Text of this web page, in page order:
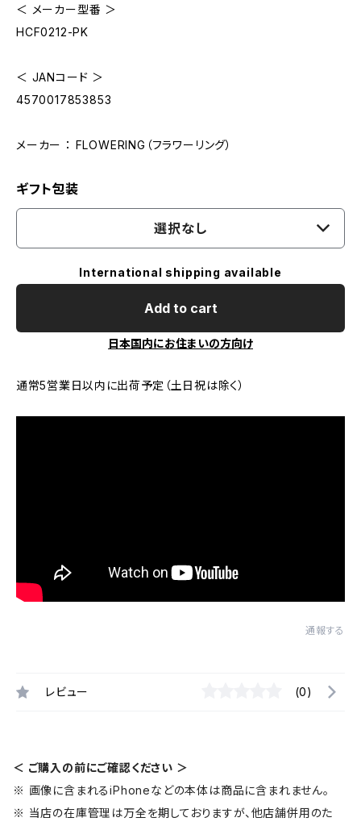
＜ メーカー型番 ＞
HCF0212-PK
＜ JANコード ＞
4570017853853
メーカー ： FLOWERING（フラワーリング）
ギフト包装
選択なし
International shipping available
Add to cart
日本国内にお住まいの方向け
通常5営業日以内に出荷予定（土日祝は除く）
通報する
レビュー (0)
＜ ご購入の前にご確認ください ＞
※ 画像に含まれるiPhoneなどの本体は商品に含まれません。
※ 当店の在庫管理は万全を期しておりますが、他店舗併用のた